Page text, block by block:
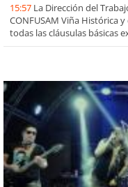
15:57 La Dirección del
CONFUSAM Viña Histórica
todas las cláusulas básicas